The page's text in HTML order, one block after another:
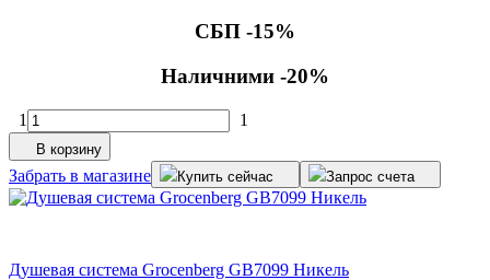
СБП -15%
Наличними -20%
1 1
В корзину
Забрать в магазине Купить сейчас Запрос счета
Душевая система Grocenberg GB7099 Никель